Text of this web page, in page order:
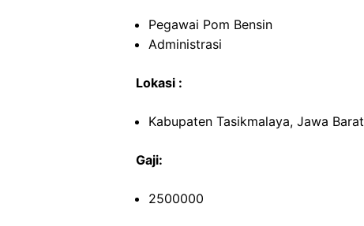
Pegawai Pom Bensin
Administrasi
Lokasi :
Kabupaten Tasikmalaya, Jawa Barat
Gaji:
2500000